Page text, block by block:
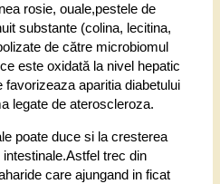
rosie, ouale,pestele de
substante (colina, lecitina,
de către microbiomul
este oxidată la nivel hepatic
aparitia diabetului
legate de ateroscleroza.
poate duce si la cresterea
Astfel trec din
care ajungand in ficat